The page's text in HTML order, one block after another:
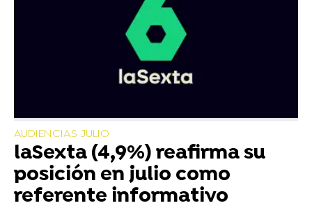
AUDIENCIAS JULIO
laSexta (4,9%) reafirma su
posición en julio como
referente informativo